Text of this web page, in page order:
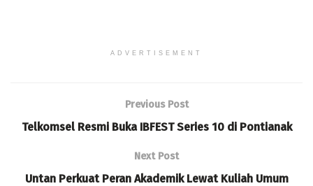
ADVERTISEMENT
Previous Post
Telkomsel Resmi Buka IBFEST Series 10 di Pontianak
Next Post
Untan Perkuat Peran Akademik Lewat Kuliah Umum